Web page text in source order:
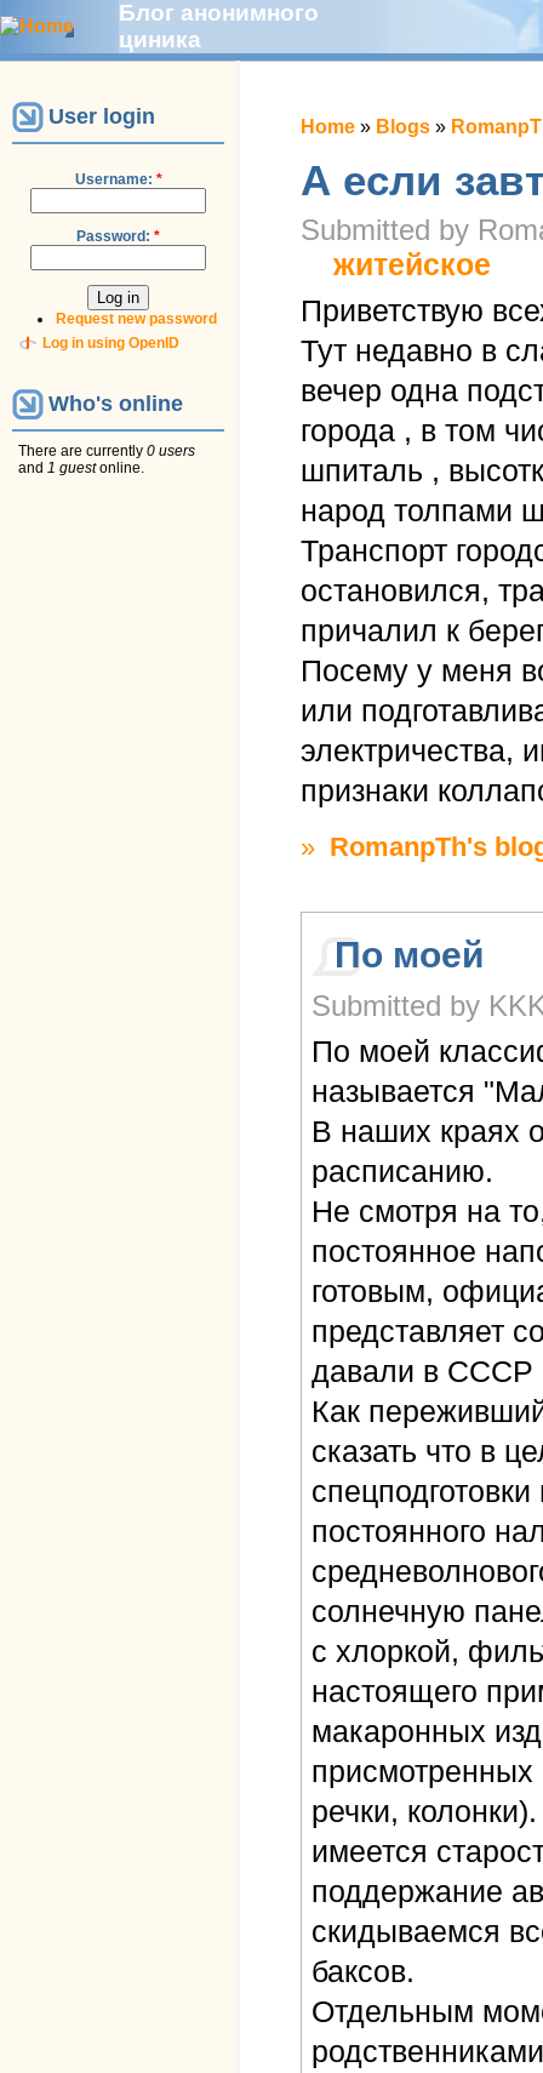
Блог анонимного
циника
User login
Username: *
Password: *
Request new password
Log in using OpenID
Who's online
There are currently 0 users
and 1 guestonline.
Home » Blogs »
А если
Submitted by
житейское
Приветствую
Тут недавно в
вечер одна
города , в том
шпиталь ,
народ толпами
Транспорт
остановился,
причалил к
Посему у меня
или
электричества,
признаки
» RomanpTh's
По моей
Submitted by
По моей
называется
В наших краях
расписанию.
Не смотря на
постоянное
готовым,
представляет
давали в СССР
Как
сказать что в
постоянного
солнечную
с хлоркой,
настоящего
макаронных
присмотренных
речки,
имеется
поддержание
скидываемся
баксов.
Отдельным